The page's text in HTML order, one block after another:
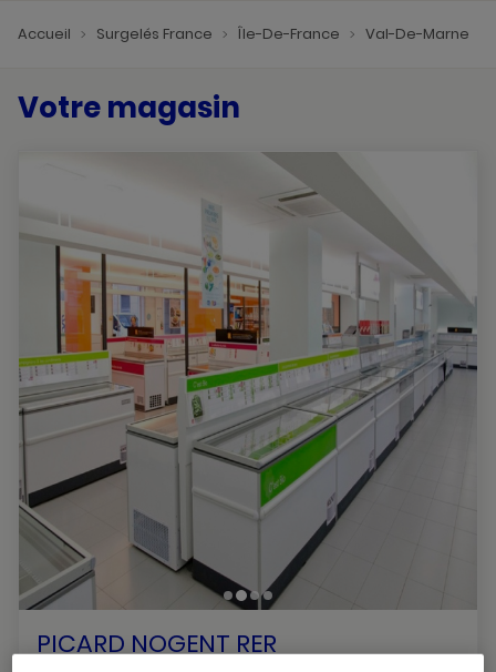
Accueil Surgelés France Île-De-France Val-De-Marne
Votre magasin
PICARD NOGENT RER